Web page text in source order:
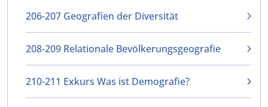
206-207 Geografien der Diversität
208-209 Relationale Bevölkerungsgeografie
210-211 Exkurs Was ist Demografie?